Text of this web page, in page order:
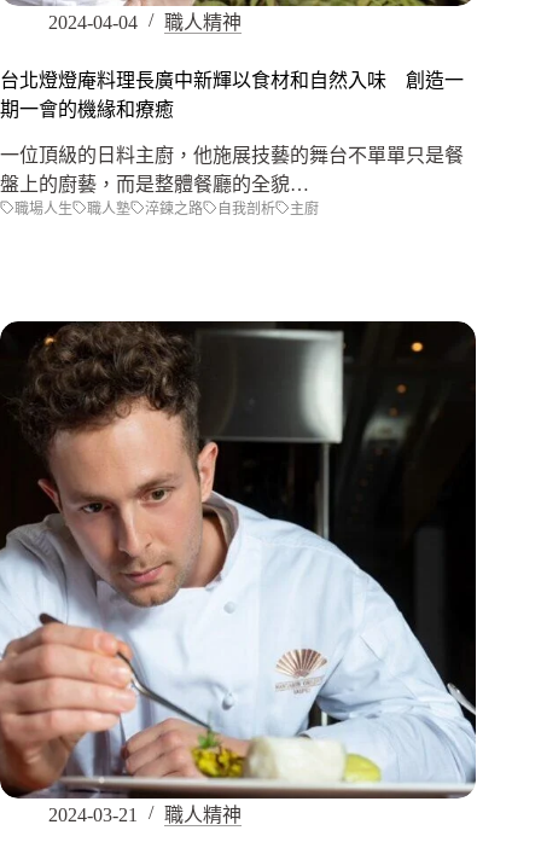
2024-04-04 職人精神
台北燈燈庵料理長廣中新輝以食材和自然入味 創造一
期一會的機緣和療癒
一位頂級的日料主廚，他施展技藝的舞台不單單只是餐
盤上的廚藝，而是整體餐廳的全貌…
職場人生 職人塾 淬鍊之路 自我剖析 主廚
2024-03-21 職人精神